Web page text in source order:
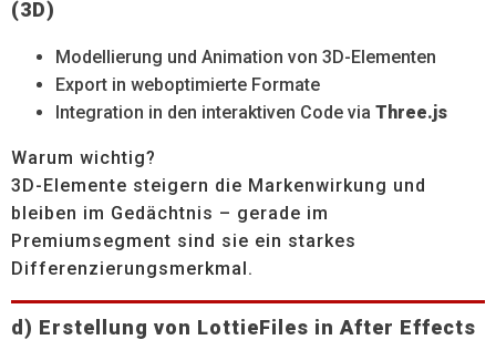
(3D)
Modellierung und Animation von 3D-Elementen
Export in weboptimierte Formate
Integration in den interaktiven Code via Three.js
Warum wichtig?
3D-Elemente steigern die Markenwirkung und
bleiben im Gedächtnis – gerade im
Premiumsegment sind sie ein starkes
Differenzierungsmerkmal.
d) Erstellung von LottieFiles in After Effects